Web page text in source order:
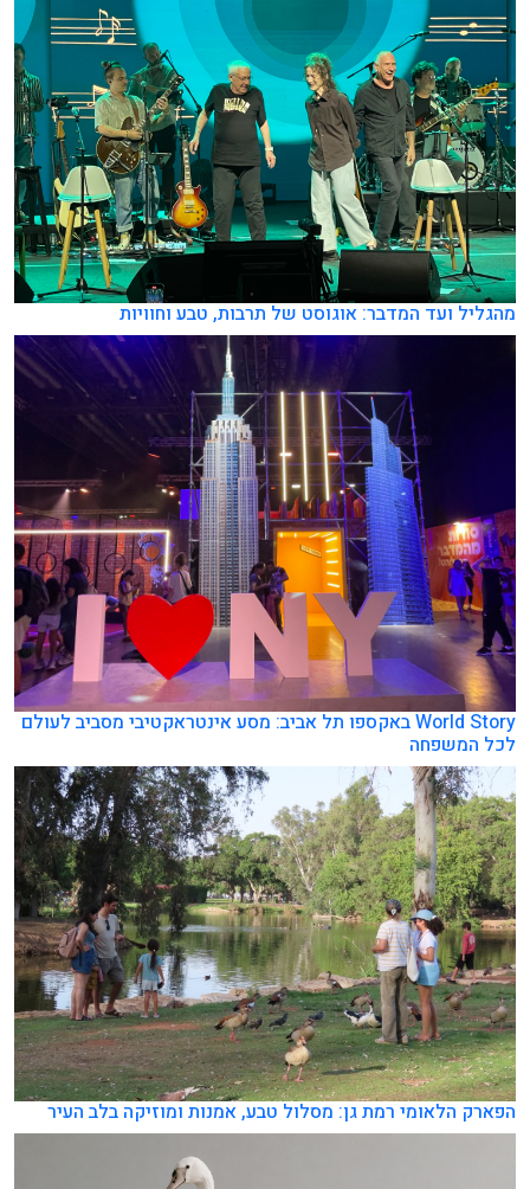
מהגליל ועד המדבר: אוגוסט של תרבות, טבע וחוויות
World Story באקספו תל אביב: מסע אינטראקטיבי מסביב לעולם
לכל המשפחה
הפארק הלאומי רמת גן: מסלול טבע, אמנות ומוזיקה בלב העיר